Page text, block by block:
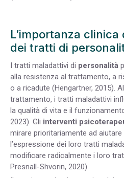
L’importanza
dei tratti di
I tratti maladattivi di personalità
alla resistenza al trattamento, a
o a ricadute (Hengartner, 2015).
trattamento, i tratti maladattivi
la qualità di vita e il
2023). Gli interventi
mirare prioritariamente ad aiutare
l’espressione dei loro tratti
modificare radicalmente i loro
Presnall-Shvorin, 2020)